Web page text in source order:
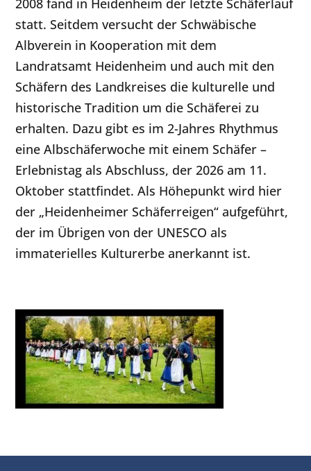
2008 fand in Heidenheim der letzte Schäferlauf
statt. Seitdem versucht der Schwäbische
Albverein in Kooperation mit dem
Landratsamt Heidenheim und auch mit den
Schäfern des Landkreises die kulturelle und
historische Tradition um die Schäferei zu
erhalten. Dazu gibt es im 2-Jahres Rhythmus
eine Albschäferwoche mit einem Schäfer –
Erlebnistag als Abschluss, der 2026 am 11.
Oktober stattfindet. Als Höhepunkt wird hier
der „Heidenheimer Schäferreigen“ aufgeführt,
der im Übrigen von der UNESCO als
immaterielles Kulturerbe anerkannt ist.